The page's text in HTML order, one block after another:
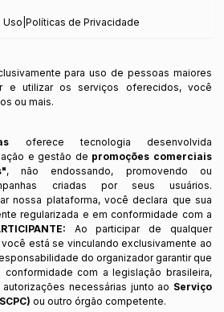
Uso Políticas de Privacidade
para uso de pessoas maiores
e utilizar os serviços oferecidos, você
ou mais.
oferece tecnologia desenvolvida
e gestão de promoções comerciais
, não endossando, promovendo ou
criadas por seus usuários.
nossa plataforma, você declara que sua
regularizada e em conformidade com a
Ao participar de qualquer
está se vinculando exclusivamente ao
do organizador garantir que
conformidade com a legislação brasileira,
necessárias junto ao Serviço
ou outro órgão competente.